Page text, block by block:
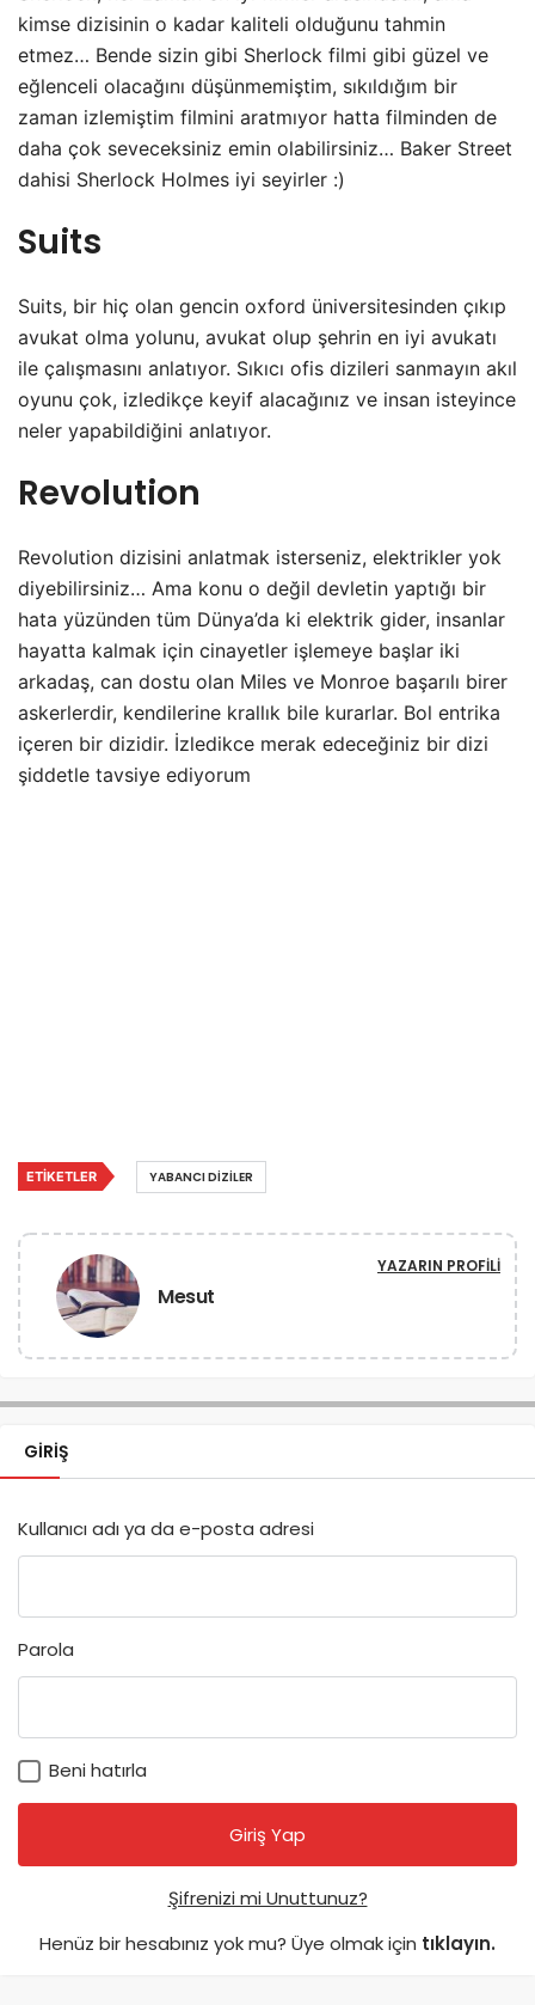
kimse dizisinin o kadar kaliteli olduğunu tahmin
etmez… Bende sizin gibi Sherlock filmi gibi güzel ve
eğlenceli olacağını düşünmemiştim, sıkıldığım bir
zaman izlemiştim filmini aratmıyor hatta filminden de
daha çok seveceksiniz emin olabilirsiniz… Baker Street
dahisi Sherlock Holmes iyi seyirler :)
Suits
Suits, bir hiç olan gencin oxford üniversitesinden çıkıp
avukat olma yolunu, avukat olup şehrin en iyi avukatı
ile çalışmasını anlatıyor. Sıkıcı ofis dizileri sanmayın akıl
oyunu çok, izledikçe keyif alacağınız ve insan isteyince
neler yapabildiğini anlatıyor.
Revolution
Revolution dizisini anlatmak isterseniz, elektrikler yok
diyebilirsiniz… Ama konu o değil devletin yaptığı bir
hata yüzünden tüm Dünya’da ki elektrik gider, insanlar
hayatta kalmak için cinayetler işlemeye başlar iki
arkadaş, can dostu olan Miles ve Monroe başarılı birer
askerlerdir, kendilerine krallık bile kurarlar. Bol entrika
içeren bir dizidir. İzledikce merak edeceğiniz bir dizi
şiddetle tavsiye ediyorum
ETIKETLER YABANCI DIZILER
Mesut
YAZARIN PROFILI
GIRIŞ
Kullanıcı adı ya da e-posta adresi
Parola
Beni hatırla
Şifrenizi mi Unuttunuz?
Henüz bir hesabınız yok mu? Üye olmak için tıklayın.